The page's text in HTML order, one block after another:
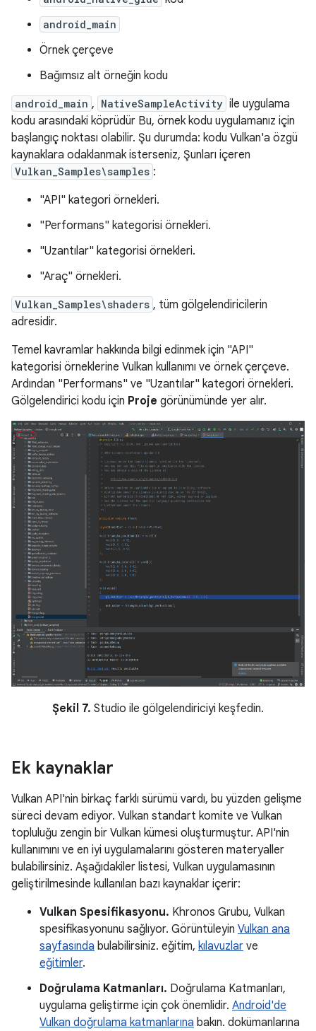
android_main
Örnek çerçeve
Bağımsız alt örneğin kodu
android_main , NativeSampleActivity ile uygulama
kodu arasındaki köprüdür Bu, örnek kodu uygulamanız için
başlangıç noktası olabilir. Şu durumda: kodu Vulkan'a özgü
kaynaklara odaklanmak isterseniz, Şunları içeren
Vulkan_Samples\samples :
"API" kategori örnekleri.
"Performans" kategorisi örnekleri.
"Uzantılar" kategorisi örnekleri.
"Araç" örnekleri.
Vulkan_Samples\shaders , tüm gölgelendiricilerin
adresidir.
Temel kavramlar hakkında bilgi edinmek için "API"
kategorisi örneklerine Vulkan kullanımı ve örnek çerçeve.
Ardından "Performans" ve "Uzantılar" kategori örnekleri.
Gölgelendirici kodu için Proje görünümünde yer alır.
Şekil 7. Studio ile gölgelendiriciyi keşfedin.
Ek kaynaklar
Vulkan API'nin birkaç farklı sürümü vardı, bu yüzden gelişme
süreci devam ediyor. Vulkan standart komite ve Vulkan
topluluğu zengin bir Vulkan kümesi oluşturmuştur. API'nin
kullanımını ve en iyi uygulamalarını gösteren materyaller
bulabilirsiniz. Aşağıdakiler listesi, Vulkan uygulamasının
geliştirilmesinde kullanılan bazı kaynaklar içerir:
Vulkan Spesifikasyonu. Khronos Grubu, Vulkan
spesifikasyonunu sağlıyor. Görüntüleyin Vulkan ana
sayfasında bulabilirsiniz. eğitim, kılavuzlar ve
eğitimler.
Doğrulama Katmanları. Doğrulama Katmanları,
uygulama geliştirme için çok önemlidir. Android'de
Vulkan doğrulama katmanlarına bakın. dokümanlarına